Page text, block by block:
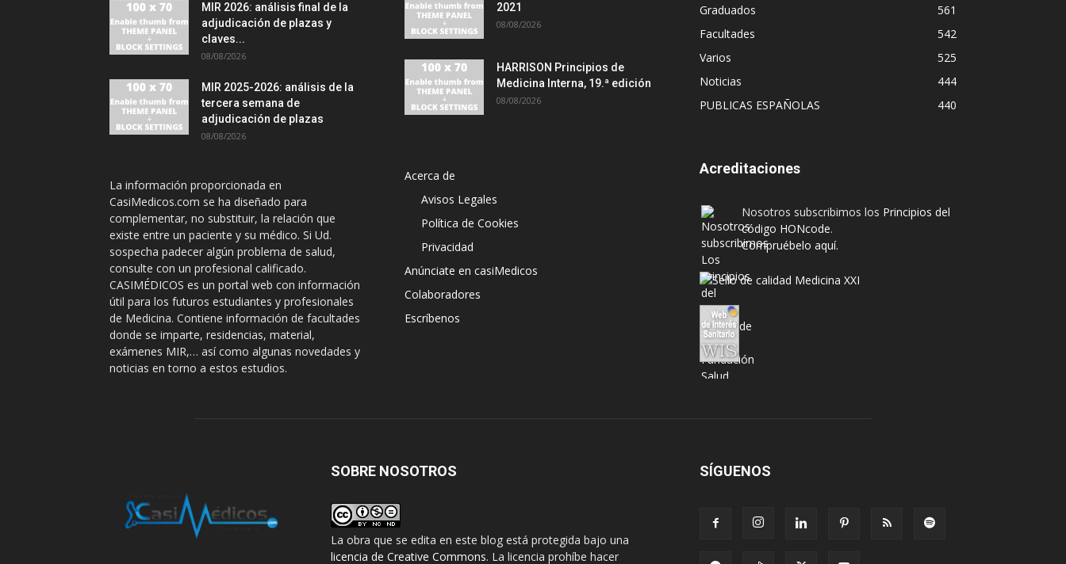
MIR 2026: análisis final de la
adjudicación de plazas y
claves...
08/08/2026
MIR 2025-2026: análisis de la
tercera semana de
adjudicación de plazas
08/08/2026
La información proporcionada en
CasiMedicos.com se ha diseñado para
complementar, no substituir, la relación que
existe entre un paciente y su médico. Si Ud.
sospecha padecer algún problema de salud,
consulte con un profesional calificado.
CASIMÉDICOS es un portal web con información
útil para los futuros estudiantes y profesionales
de Medicina. Contiene información de facultades
donde se imparte, residencias, material,
exámenes MIR,… así como algunas novedades y
noticias en torno a estos estudios.
2021
08/08/2026
HARRISON Principios de
Medicina Interna, 19.ª edición
08/08/2026
Acerca de
Avisos Legales
Política de Cookies
Privacidad
Anúnciate en casiMedicos
Colaboradores
Escríbenos
Graduados
561
Facultades
542
Varios
525
Noticias
444
PUBLICAS ESPAÑOLAS
440
Acreditaciones
Nosotros subscribimos los Principios del
código HONcode.
Compruébelo aquí.
SOBRE NOSOTROS
La obra que se edita en este blog está protegida bajo una
licencia de Creative Commons. La licencia prohíbe hacer
SÍGUENOS